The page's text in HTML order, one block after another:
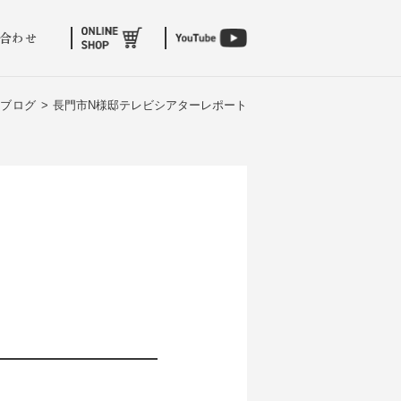
わせ
ログ > 長門市N様邸テレビシアターレポート